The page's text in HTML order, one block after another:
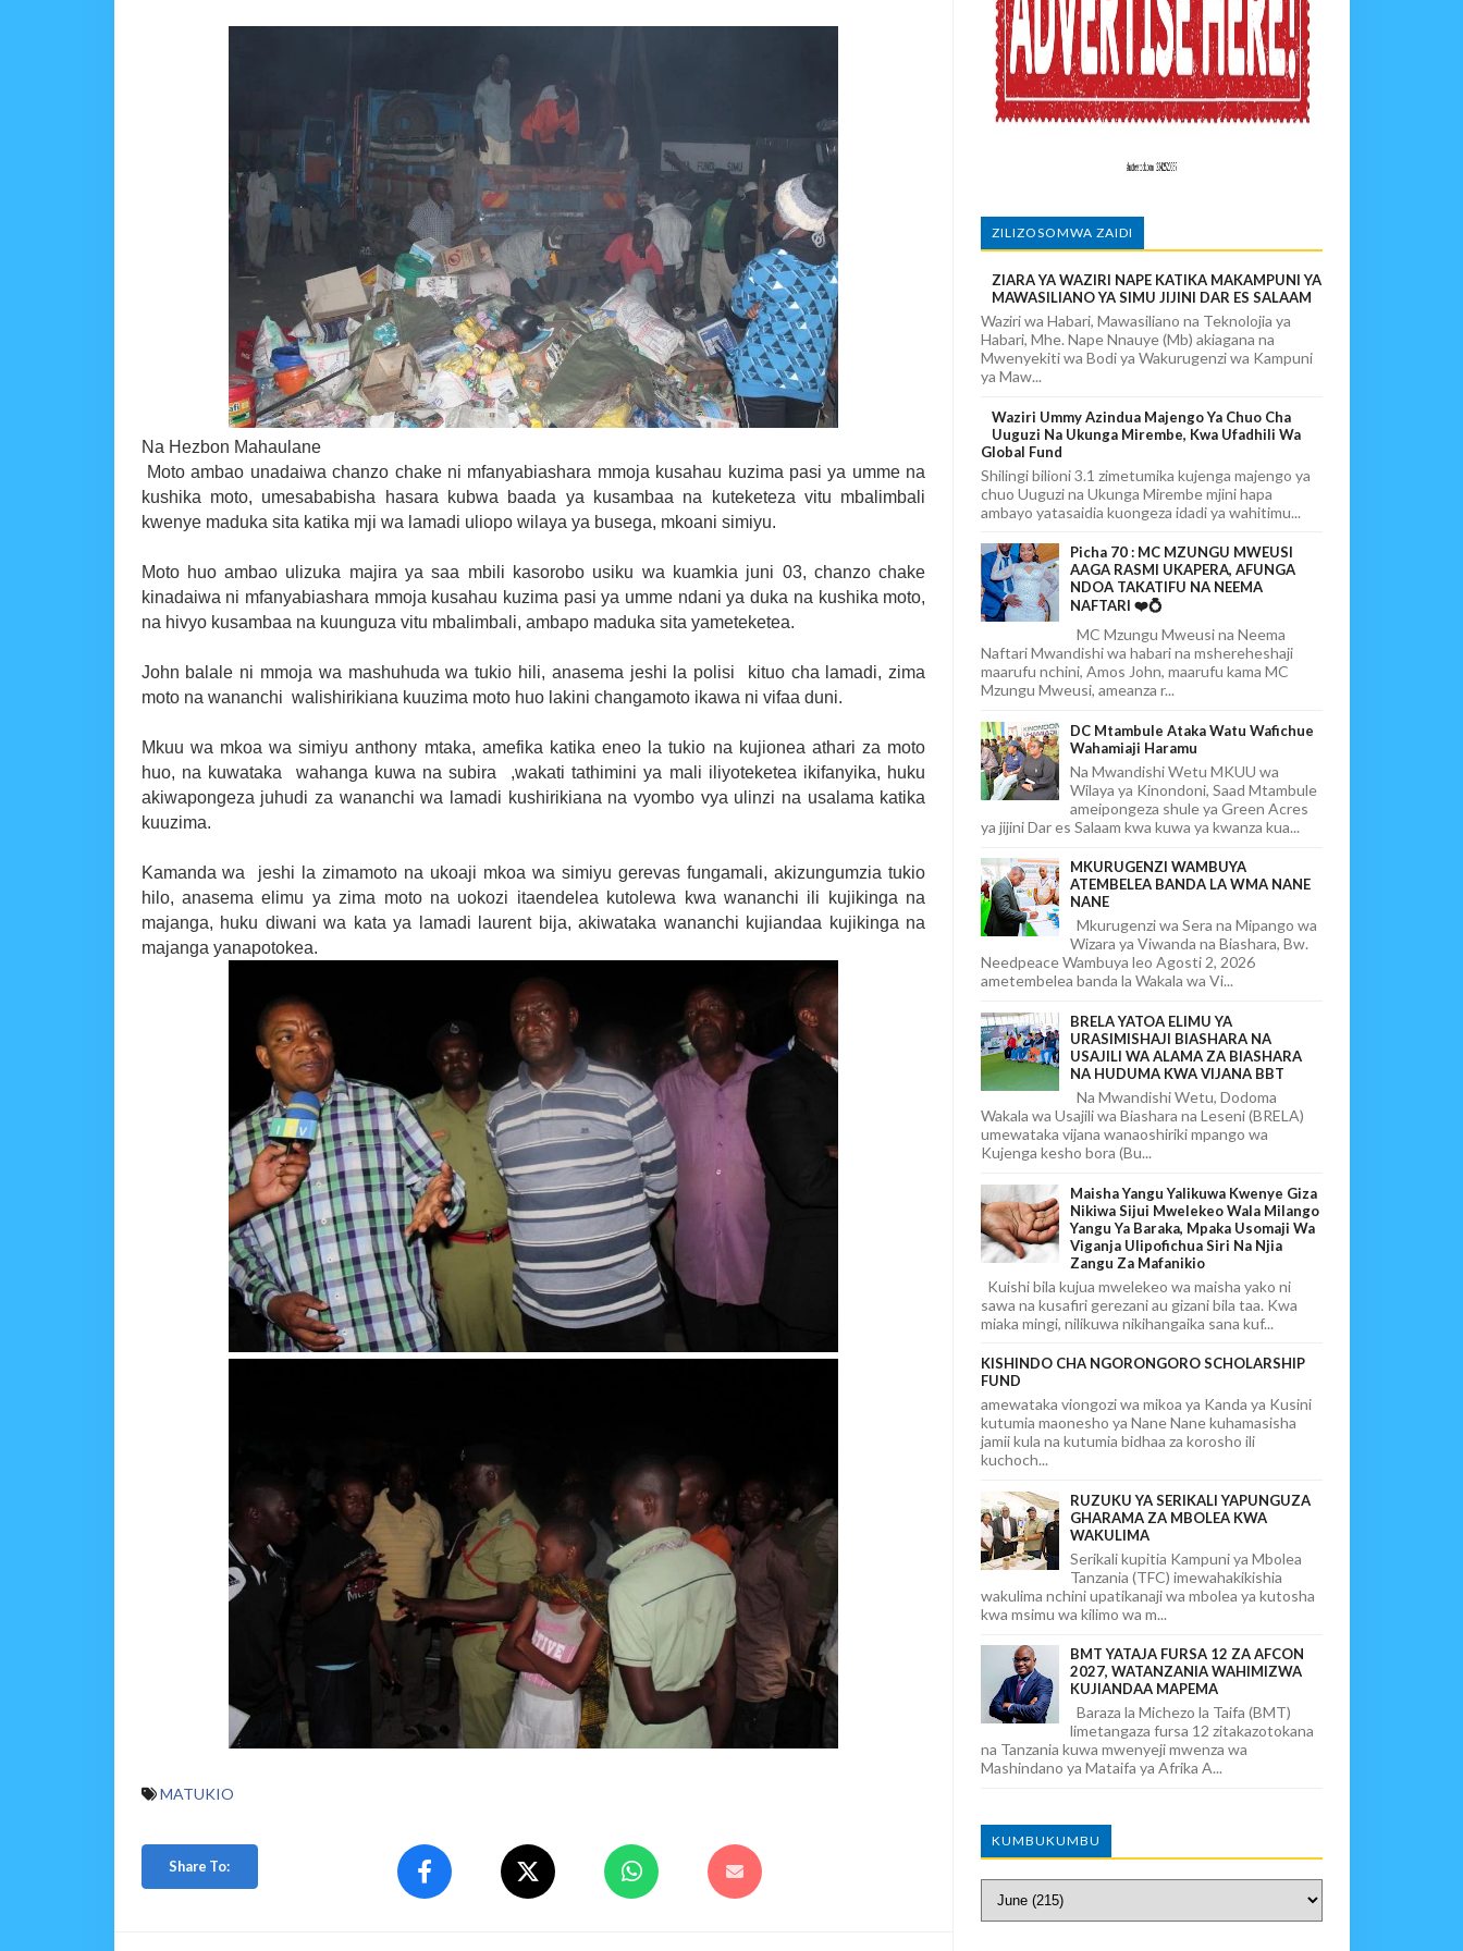
MRADI WA KITUO CHA KUONGEZA MSUKUMO WA MAFUTA (PS3) MULEBA WAFIKIA ASILIMIA 88
Aug 07 2026
LONDO AITAKA FCC KUWAFIKIA WANANCHI WENGI ZAIDI KUCHOCHEA THAMANI YA MAZAO
Alex Sonna- Aug 07 2026
BOT YAZINDUA KIELELEZO CHA FAIDA REJEA YA DHAMANA ZA SERIKALI KUBORESHA UWEKEZAJI
OSCAR ASSENGA -Aug 07 2026
TBS YASISITIZA UBORA WA BIDHAA KUWA CHACHU YA BIASHARA NA ULINZI WA MLAJI
Alex Sonna Aug 07 2026
WRRB YAJA NA UBUNIFU KWENYE ZAO LA PARACHICHI
Alex Sonna-Aug 08 2026
Na Hezbon Mahaulane
Moto ambao unadaiwa chanzo chake ni mfanyabiashara mmoja kusahau kuzima pasi ya umme na
kushika moto, umesababisha hasara kubwa baada ya kusambaa na kuteketeza vitu mbalimbali
kwenye maduka sita katika mji wa lamadi uliopo wilaya ya busega, mkoani simiyu.
Moto huo ambao ulizuka majira ya saa mbili kasorobo usiku wa kuamkia juni 03, chanzo chake
kinadaiwa ni mfanyabiashara mmoja kusahau kuzima pasi ya umme ndani ya duka na kushika moto,
na hivyo kusambaa na kuunguza vitu mbalimbali, ambapo maduka sita yameteketea.
John balale ni mmoja wa mashuhuda wa tukio hili, anasema jeshi la polisi kituo cha lamadi, zima
moto na wananchi walishirikiana kuuzima moto huo lakini changamoto ikawa ni vifaa duni.
Mkuu wa mkoa wa simiyu anthony mtaka, amefika katika eneo la tukio na kujionea athari za moto
huo, na kuwataka wahanga kuwa na subira ,wakati tathimini ya mali iliyoteketea ikifanyika, huku
akiwapongeza juhudi za wananchi wa lamadi kushirikiana na vyombo vya ulinzi na usalama katika
kuuzima.
Kamanda wa jeshi la zimamoto na ukoaji mkoa wa simiyu gerevas fungamali, akizungumzia tukio
hilo, anasema elimu ya zima moto na uokozi itaendelea kutolewa kwa wananchi ili kujikinga na
majanga, huku diwani wa kata ya lamadi laurent bija, akiwataka wananchi kujiandaa kujikinga na
majanga yanapotokea.
MATUKIO
Share To:
ZILIZOSOMWA ZAIDI
ZIARA YA WAZIRI NAPE KATIKA MAKAMPUNI YA
MAWASILIANO YA SIMU JIJINI DAR ES SALAAM
Waziri wa Habari, Mawasiliano na Teknolojia ya
Habari, Mhe. Nape Nnauye (Mb) akiagana na
Mwenyekiti wa Bodi ya Wakurugenzi wa Kampuni
ya Maw...
Waziri Ummy Azindua Majengo Ya Chuo Cha
Uuguzi Na Ukunga Mirembe, Kwa Ufadhili Wa
Global Fund
Shilingi bilioni 3.1 zimetumika kujenga majengo ya
chuo Uuguzi na Ukunga Mirembe mjini hapa
ambayo yatasaidia kuongeza idadi ya wahitimu...
Picha 70 : MC MZUNGU MWEUSI
AAGA RASMI UKAPERA, AFUNGA
NDOA TAKATIFU NA NEEMA
NAFTARI ❤️💍
MC Mzungu Mweusi na Neema
Naftari Mwandishi wa habari na mshereheshaji
maarufu nchini, Amos John, maarufu kama MC
Mzungu Mweusi, ameanza r...
DC Mtambule Ataka Watu Wafichue
Wahamiaji Haramu
Na Mwandishi Wetu MKUU wa
Wilaya ya Kinondoni, Saad Mtambule
ameipongeza shule ya Green Acres
ya jijini Dar es Salaam kwa kuwa ya kwanza kua...
MKURUGENZI WAMBUYA
ATEMBELEA BANDA LA WMA NANE
NANE
Mkurugenzi wa Sera na Mipango wa
Wizara ya Viwanda na Biashara, Bw.
Needpeace Wambuya leo Agosti 2, 2026
ametembelea banda la Wakala wa Vi...
BRELA YATOA ELIMU YA
URASIMISHAJI BIASHARA NA
USAJILI WA ALAMA ZA BIASHARA
NA HUDUMA KWA VIJANA BBT
Na Mwandishi Wetu, Dodoma
Wakala wa Usajili wa Biashara na Leseni (BRELA)
umewataka vijana wanaoshiriki mpango wa
Kujenga kesho bora (Bu...
Maisha Yangu Yalikuwa Kwenye Giza
Nikiwa Sijui Mwelekeo Wala Milango
Yangu Ya Baraka, Mpaka Usomaji Wa
Viganja Ulipofichua Siri Na Njia
Zangu Za Mafanikio
Kuishi bila kujua mwelekeo wa maisha yako ni
sawa na kusafiri gerezani au gizani bila taa. Kwa
miaka mingi, nilikuwa nikihangaika sana kuf...
KISHINDO CHA NGORONGORO SCHOLARSHIP
FUND
amewataka viongozi wa mikoa ya Kanda ya Kusini
kutumia maonesho ya Nane Nane kuhamasisha
jamii kula na kutumia bidhaa za korosho ili
kuchoch...
RUZUKU YA SERIKALI YAPUNGUZA
GHARAMA ZA MBOLEA KWA
WAKULIMA
Serikali kupitia Kampuni ya Mbolea
Tanzania (TFC) imewahakikishia
wakulima nchini upatikanaji wa mbolea ya kutosha
kwa msimu wa kilimo wa m...
BMT YATAJA FURSA 12 ZA AFCON
2027, WATANZANIA WAHIMIZWA
KUJIANDAA MAPEMA
Baraza la Michezo la Taifa (BMT)
limetangaza fursa 12 zitakazotokana
na Tanzania kuwa mwenyeji mwenza wa
Mashindano ya Mataifa ya Afrika A...
KUMBUKUMBU